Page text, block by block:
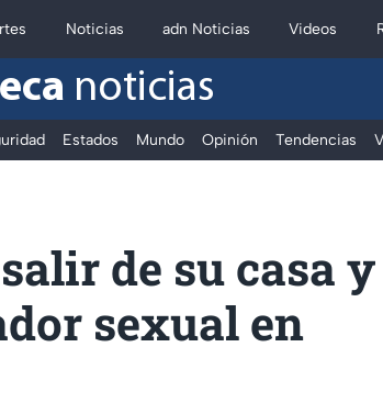
Noticias adn Noticias Videos
noticias
Estados Mundo Opinión Tendencias
de su casa y
sexual en